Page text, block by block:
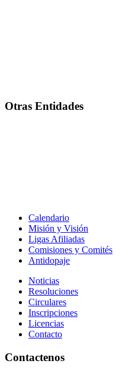
Otras Entidades
Calendario
Misión y Visión
Ligas Afiliadas
Comisiones y Comités
Antidopaje
Noticias
Resoluciones
Circulares
Inscripciones
Licencias
Contacto
Contactenos